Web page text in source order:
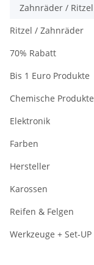
Zahnräder / Ritzel
Ritzel / Zahnräder
70% Rabatt
Bis 1 Euro Produkte
Chemische Produkte
Elektronik
Farben
Hersteller
Karossen
Reifen & Felgen
Werkzeuge + Set-UP